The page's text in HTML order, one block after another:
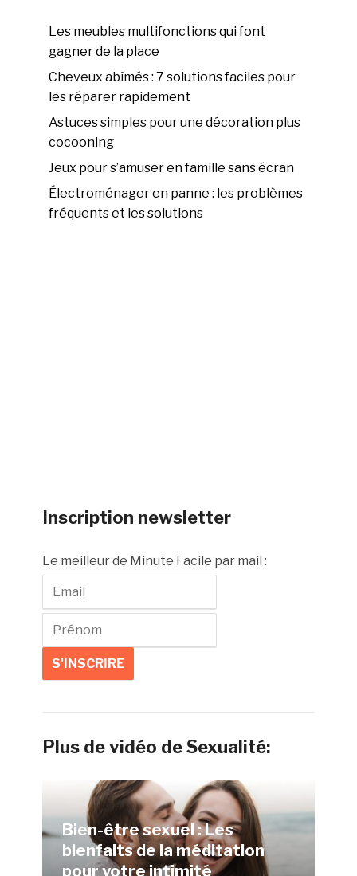
Les meubles multifonctions qui font
gagner de la place
Cheveux abîmés : 7 solutions faciles pour
les réparer rapidement
Astuces simples pour une décoration plus
cocooning
Jeux pour s’amuser en famille sans écran
Électroménager en panne : les problèmes
fréquents et les solutions
Inscription newsletter
Le meilleur de Minute Facile par mail :
Plus de vidéo de Sexualité:
Bien-être sexuel : Les
bienfaits de la méditation
pour votre intimité